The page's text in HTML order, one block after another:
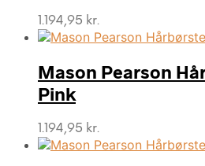
1.194,95 kr.
Mason Pearson
Pink
1.194,95 kr.